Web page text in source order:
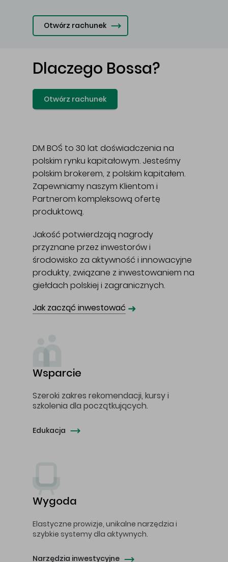
Otwórz rachunek
Dlaczego Bossa?
Otwórz rachunek
DM BOŚ to 30 lat doświadczenia na
polskim rynku kapitałowym. Jesteśmy
polskim brokerem, z polskim kapitałem.
Zapewniamy naszym Klientom i
Partnerom kompleksową ofertę
produktową.
Jakość potwierdzają nagrody
przyznane przez inwestorów i
środowisko za aktywność i innowacyjne
produkty, związane z inwestowaniem na
giełdach polskiej i zagranicznych.
Jak zacząć inwestować ➜
Wsparcie
Szeroki zakres rekomendacji, kursy i
szkolenia dla początkujących.
Edukacja
Wygoda
Elastyczne prowizje, unikalne narzędzia i
szybkie systemy dla aktywnych.
Narzędzia inwestycyjne